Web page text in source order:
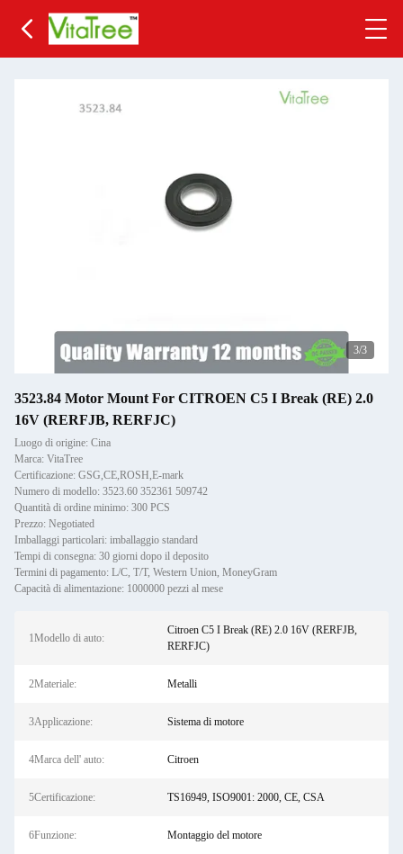
3/3
3523.84 Motor Mount For CITROEN C5 I Break (RE) 2.0
16V (RERFJB, RERFJC)
Luogo di origine: Cina
Marca: VitaTree
Certificazione: GSG,CE,ROSH,E-mark
Numero di modello: 3523.60 352361 509742
Quantità di ordine minimo: 300 PCS
Prezzo: Negotiated
Imballaggi particolari: imballaggio standard
Tempi di consegna: 30 giorni dopo il deposito
Termini di pagamento: L/C, T/T, Western Union, MoneyGram
Capacità di alimentazione: 1000000 pezzi al mese
1Modello di auto:
Citroen C5 I Break (RE) 2.0 16V (RERFJB,
RERFJC)
2Materiale: Metalli
3Applicazione: Sistema di motore
4Marca dell' auto: Citroen
5Certificazione: TS16949, ISO9001: 2000, CE, CSA
6Funzione: Montaggio del motore